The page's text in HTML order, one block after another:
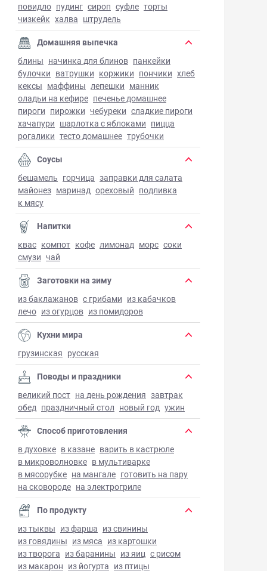
повидло пудинг сироп суфле торты
чизкейк халва штрудель
Домашняя выпечка
блины начинка для блинов панкейки
булочки ватрушки коржики пончики хлеб
кексы маффины лепешки манник
оладьи на кефире печенье домашнее
пироги пирожки чебуреки сладкие пироги
хачапури шарлотка с яблоками пицца
рогалики тесто домашнее трубочки
Соусы
бешамель горчица заправки для салата
майонез маринад ореховый подливка
к мясу
Напитки
квас компот кофе лимонад морс соки
смузи чай
Заготовки на зиму
из баклажанов с грибами из кабачков
лечо из огурцов из помидоров
Кухни мира
грузинская русская
Поводы и праздники
великий пост на день рождения завтрак
обед праздничный стол новый год ужин
Способ приготовления
в духовке в казане варить в кастрюле
в микроволновке в мультиварке
в мясорубке на мангале готовить на пару
на сковороде на электрогриле
По продукту
из тыквы из фарша из свинины
из говядины из мяса из картошки
из творога из баранины из яиц с рисом
из макарон из йогурта из птицы